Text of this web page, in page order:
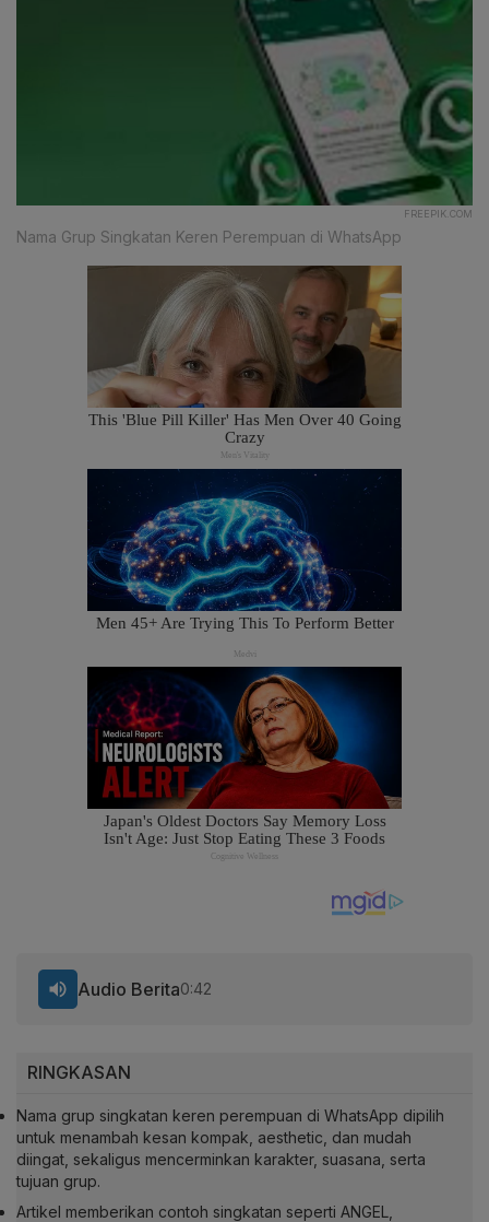
FREEPIK.COM
Nama Grup Singkatan Keren Perempuan di WhatsApp
RINGKASAN
Nama grup singkatan keren perempuan di WhatsApp dipilih
untuk menambah kesan kompak, aesthetic, dan mudah
diingat, sekaligus mencerminkan karakter, suasana, serta
tujuan grup.
Artikel memberikan contoh singkatan seperti ANGEL,
Audio Berita0:42